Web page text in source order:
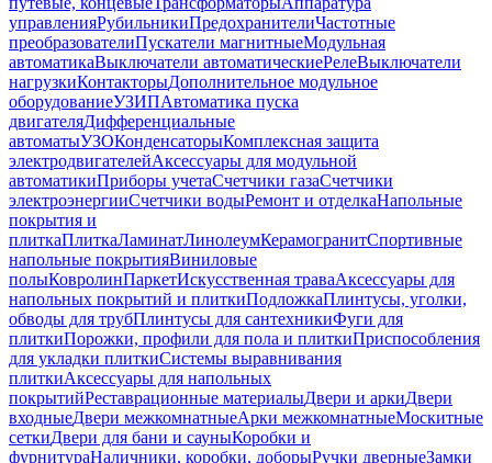
управленияРубильникиПредохранителиЧастотные
преобразователиПускатели магнитныеМодульная
автоматикаВыключатели автоматическиеРелеВыключатели
нагрузкиКонтакторыДополнительное модульное
оборудованиеУЗИПАвтоматика пуска
двигателяДифференциальные
автоматыУЗОКонденсаторыКомплексная защита
электродвигателейАксессуары для модульной
автоматикиПриборы учетаСчетчики газаСчетчики
электроэнергииСчетчики водыРемонт и отделкаНапольные
покрытия и
плиткаПлиткаЛаминатЛинолеумКерамогранитСпортивные
напольные покрытияВиниловые
полыКовролинПаркетИскусственная траваАксессуары для
напольных покрытий и плиткиПодложкаПлинтусы, уголки,
обводы для трубПлинтусы для сантехникиФуги для
плиткиПорожки, профили для пола и плиткиПриспособления
для укладки плиткиСистемы выравнивания
плиткиАксессуары для напольных
покрытийРеставрационные материалыДвери и аркиДвери
входныеДвери межкомнатныеАрки межкомнатныеМоскитные
сеткиДвери для бани и сауныКоробки и
фурнитураНаличники, коробки, доборыРучки дверныеЗамки